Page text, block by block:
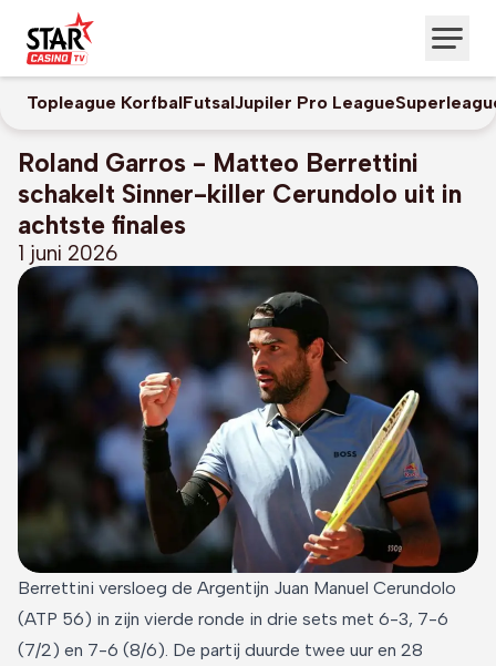
Topleague KorfbalFutsalJupiler Pro League
Roland Garros - Matteo Berrettini
schakelt Sinner-killer Cerundolo uit in
achtste finales
1 juni 2026
Berrettini versloeg de Argentijn Juan Manuel Cerundolo
(ATP 56) in zijn vierde ronde in drie sets met 6-3, 7-6
(7/2) en 7-6 (8/6). De partij duurde twee uur en 28